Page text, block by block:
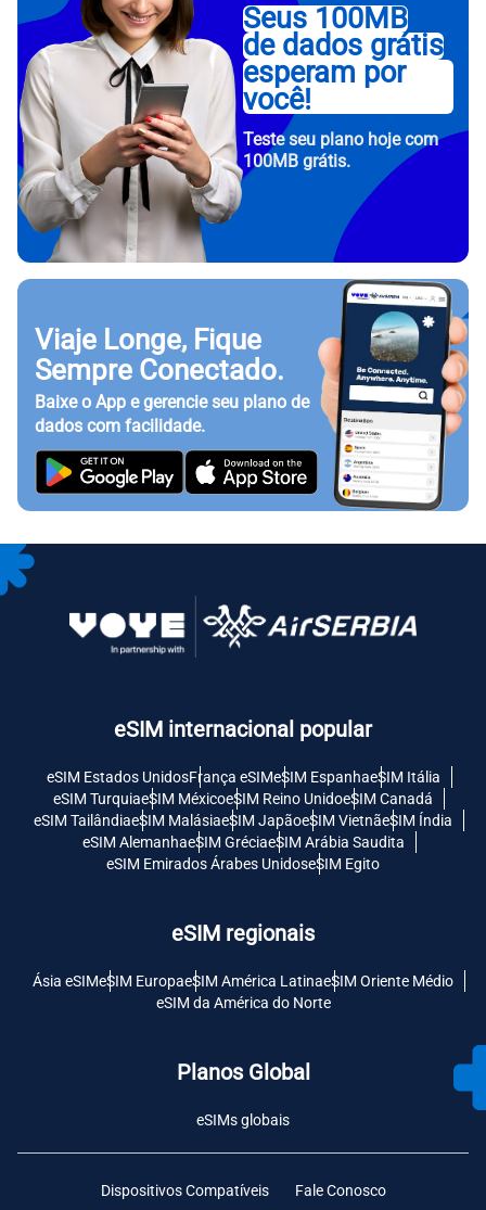
Seus 100MB
de dados grátis
esperam por
você!
Teste seu plano hoje com
100MB grátis.
Viaje Longe, Fique
Sempre Conectado.
Baixe o App e gerencie seu plano de
dados com facilidade.
eSIM internacional popular
eSIM Estados UnidosFrança eSIMeSIM EspanhaeSIM Itália
eSIM TurquiaeSIM MéxicoeSIM Reino UnidoeSIM Canadá
eSIM TailândiaeSIM MalásiaeSIM JapãoeSIM VietnãeSIM Índia
eSIM AlemanhaeSIM GréciaeSIM Arábia Saudita
eSIM Emirados Árabes UnidoseSIM Egito
eSIM regionais
Ásia eSIMeSIM EuropaeSIM América LatinaeSIM Oriente Médio
eSIM da América do Norte
Planos Global
eSIMs globais
Dispositivos Compatíveis Fale Conosco